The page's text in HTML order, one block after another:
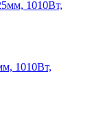
1010Вт,